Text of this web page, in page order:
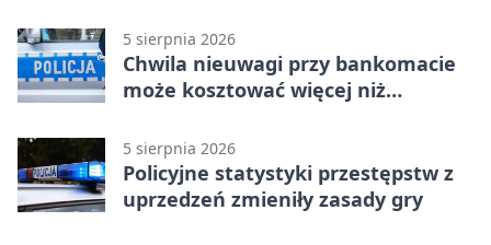
5 sierpnia 2026
Chwila nieuwagi przy bankomacie
może kosztować więcej niż
5 sierpnia 2026
Policyjne statystyki przestępstw z
uprzedzeń zmieniły zasady gry